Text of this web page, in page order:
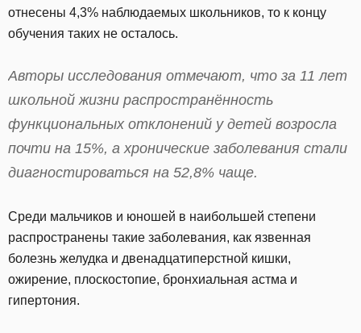
отнесены 4,3% наблюдаемых школьников, то к концу
обучения таких не осталось.
Авторы исследования отмечают, что за 11 лет
школьной жизни распространённость
функциональных отклонений у детей возросла
почти на 15%, а хронические заболевания стали
диагностироваться на 52,8% чаще.
Среди мальчиков и юношей в наибольшей степени
распространены такие заболевания, как язвенная
болезнь желудка и двенадцатиперстной кишки,
ожирение, плоскостопие, бронхиальная астма и
гипертония.